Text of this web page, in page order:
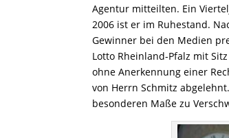
Agentur mitteilten. Ein
2006 ist er im Ruhestand.
Gewinner bei den Medien
Lotto Rheinland-Pfalz mit
ohne Anerkennung einer
von Herrn Schmitz
besonderen Maße zu